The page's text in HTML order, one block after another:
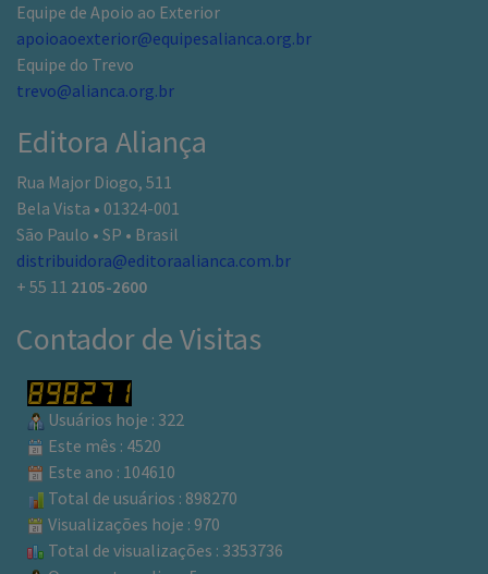
Equipe de Apoio ao Exterior
apoioaoexterior@equipesalianca.org.br
Equipe do Trevo
trevo@alianca.org.br
Editora Aliança
Rua Major Diogo, 511
Bela Vista • 01324-001
São Paulo • SP • Brasil
distribuidora@editoraalianca.com.br
+ 55 11 2105-2600
Contador de Visitas
Usuários hoje : 322
Este mês : 4520
Este ano : 104610
Total de usuários : 898270
Visualizações hoje : 970
Total de visualizações : 3353736